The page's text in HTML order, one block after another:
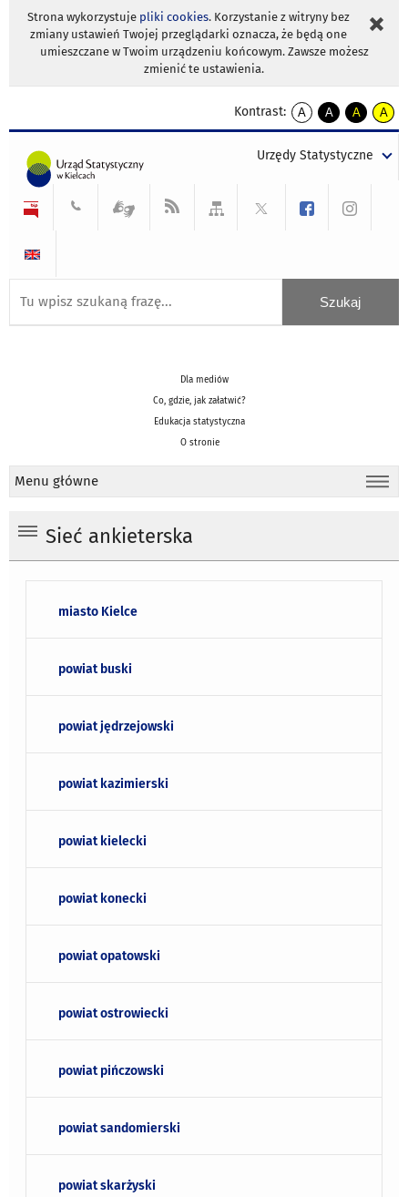
Strona wykorzystuje pliki cookies. Korzystanie z witryny bez
zmiany ustawień Twojej przeglądarki oznacza, że będą one
umieszczane w Twoim urządzeniu końcowym. Zawsze możesz
zmienić te ustawienia.
Kontrast:
A
kontrast
A
kontrast
tekst
czarnym
A
kontrast
tekst
czarnym
A
tekst
żółtym
Urzędy Statystyczne
Dla mediów
Co, gdzie, jak załatwić?
Edukacja statystyczna
O stronie
Menu główne
Sieć ankieterska
miasto Kielce
powiat buski
powiat jędrzejowski
powiat kazimierski
powiat kielecki
powiat konecki
powiat opatowski
powiat ostrowiecki
powiat pińczowski
powiat sandomierski
powiat skarżyski